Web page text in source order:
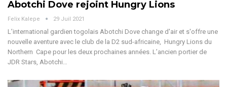
Abotchi Dove rejoint Hungry Lions
Felix Kalepe 29 Juil 2021
L’international gardien togolais Abotchi Dove change d'air et s'offre une
nouvelle aventure avec le club de la D2 sud-africaine, Hungry Lions du
Northern Cape pour les deux prochaines années. L’ancien portier de
JDR Stars, Abotchi…